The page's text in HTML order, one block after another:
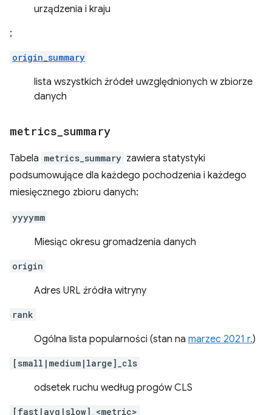
urządzenia i kraju
;
origin_summary
lista wszystkich źródeł uwzględnionych w zbiorze
danych
metrics summary
Tabela metrics_summary zawiera statystyki
podsumowujące dla każdego pochodzenia i każdego
miesięcznego zbioru danych:
yyyymm
Miesiąc okresu gromadzenia danych
origin
Adres URL źródła witryny
rank
Ogólna lista popularności (stan na marzec 2021 r.)
[small|medium|large]_cls
odsetek ruchu według progów CLS
[fast|avg|slow]_<metric>